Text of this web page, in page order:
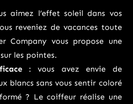
aimez l’effet soleil dans vos
reveniez de vacances toute
Company vous propose une
les pointes.
: vous avez envie de
blancs sans vous sentir coloré
? Le coiffeur réalise une